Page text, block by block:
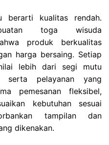
berarti kualitas rendah.
toga wisuda
produk berkualitas
harga bersaing. Setiap
lebih dari segi mutu
serta pelayanan yang
pemesanan fleksibel,
kebutuhan sesuai
tampilan dan
dikenakan.